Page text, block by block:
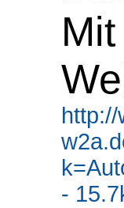
-